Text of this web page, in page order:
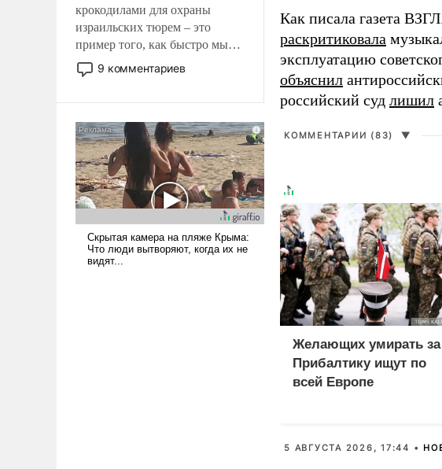
крокодилами для охраны
израильских тюрем – это
пример того, как быстро мы
двигаемся по пути
революционных изменений.
псевдонаучной фантастики,
стало всерьез обсуждаемой
идеей.
9 комментариев
Как писала газета
раскритиковала
эксплуатацию
объяснил
российский суд лишил
КОММЕНТАРИИ (83) ▼
Желающих умирать за
Прибалтику ищут по
всей Европе
5 АВГУСТА 2026, 17:44 •